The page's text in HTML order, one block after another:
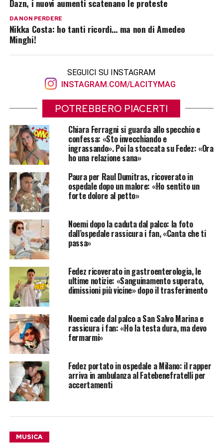
Dazn, i nuovi aumenti scatenano le proteste
DA NON PERDERE
Nikka Costa: ho tanti ricordi… ma non di Amedeo
Minghi!
SEGUICI SU INSTAGRAM
INSTAGRAM.COM/LACITYMAG
POTREBBERO PIACERTI
Chiara Ferragni si guarda allo specchio e
confessa: «Sto invecchiando e
ingrassando». Poi la stoccata su Fedez: «Ora
ho una relazione sana»
Paura per Raul Dumitras, ricoverato in
ospedale dopo un malore: «Ho sentito un
forte dolore al petto»
Noemi dopo la caduta dal palco: la foto
dall’ospedale rassicura i fan, «Canta che ti
passa»
Fedez ricoverato in gastroenterologia, le
ultime notizie: «Sanguinamento superato,
dimissioni più vicine» dopo il trasferimento
Noemi cade dal palco a San Salvo Marina e
rassicura i fan: «Ho la testa dura, ma devo
fermarmi»
Fedez portato in ospedale a Milano: il rapper
arriva in ambulanza al Fatebenefratelli per
accertamenti
MUSICA